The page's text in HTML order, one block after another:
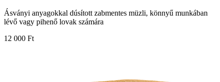
Ásványi anyagokkal dúsított zabmentes müzli, könnyű munkában
lévő vagy pihenő lovak számára
12 000 Ft